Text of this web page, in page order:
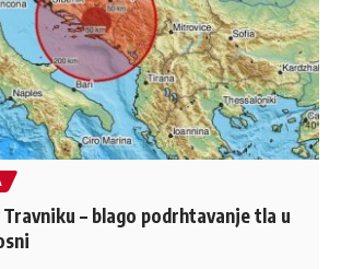
– blago podrhtavanje tla u